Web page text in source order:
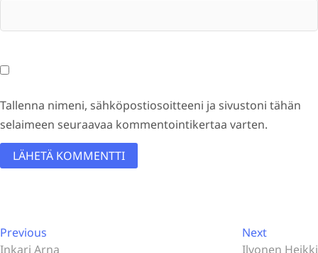
Tallenna nimeni, sähköpostiosoitteeni ja sivustoni tähän
selaimeen seuraavaa kommentointikertaa varten.
t
e
Artikkelien
Previous
post:
Inkari Arna
NextNext
post:
Ilvonen Heikki